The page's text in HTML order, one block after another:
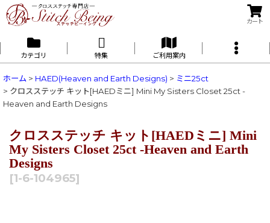
カート
カテゴリ 特集 ご利用案内
ホーム > HAED(Heaven and Earth Designs) > ミニ25ct
> クロスステッチ キット[HAEDミニ] Mini My Sisters Closet 25ct -
Heaven and Earth Designs
クロスステッチ キット[HAEDミニ] Mini
My Sisters Closet 25ct -Heaven and Earth
Designs
[1-6-104965]